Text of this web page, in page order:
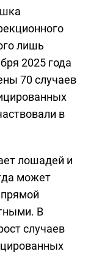
лишь
2025 года
70 случаев
в
лошадей и
может
В
случаев